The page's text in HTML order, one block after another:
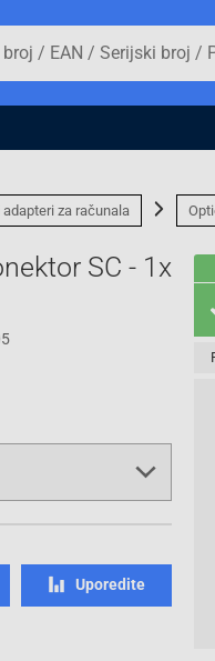
adapteri za računala
SC - 1x
Uporedite